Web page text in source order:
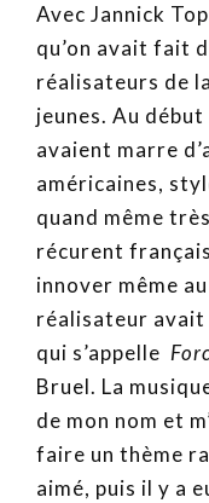
Avec Jannick
qu’on avait fait
réalisateurs de
jeunes. Au début
avaient marre
américaines,
quand même
récurent
innover même
réalisateur avait
qui s’appelle
Bruel. La
de mon nom et
faire un thème
aimé, puis il y a